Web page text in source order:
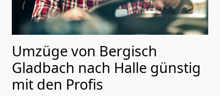
Umzüge von Bergisch
Gladbach nach Halle günstig
mit den Profis